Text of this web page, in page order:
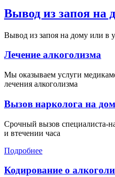
Вывод из запоя на
Вывод из запоя на дому или в
Лечение алкоголизма
Мы оказываем услуги
лечения алкоголизма
Вызов нарколога на дом
Срочный вызов специалиста-
и втечении часа
Подробнее
Кодирование о